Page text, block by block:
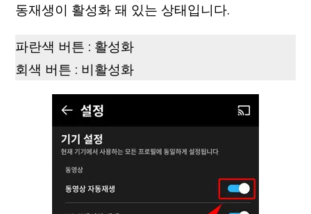
동재생이 활성화 돼 있는 상태입니다.
파란색 버튼 : 활성화
회색 버튼 : 비활성화